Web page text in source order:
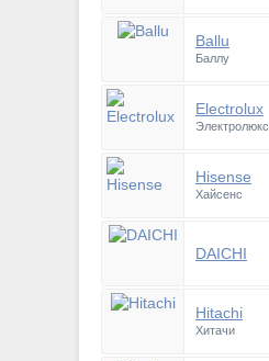
Ballu
Баллу
Electrolux
Электролюкс
Hisense
Хайсенс
DAICHI
Hitachi
Хитачи